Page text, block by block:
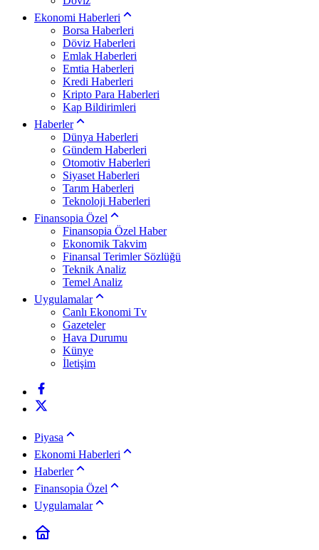
Ekonomi Haberleri
Borsa Haberleri
Döviz Haberleri
Emlak Haberleri
Emtia Haberleri
Kredi Haberleri
Kripto Para Haberleri
Kap Bildirimleri
Haberler
Dünya Haberleri
Gündem Haberleri
Otomotiv Haberleri
Siyaset Haberleri
Tarım Haberleri
Teknoloji Haberleri
Finansopia Özel
Finansopia Özel Haber
Ekonomik Takvim
Finansal Terimler Sözlüğü
Teknik Analiz
Temel Analiz
Uygulamalar
Canlı Ekonomi Tv
Gazeteler
Hava Durumu
Künye
İletişim
Piyasa
Ekonomi Haberleri
Haberler
Finansopia Özel
Uygulamalar